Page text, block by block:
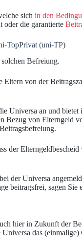
sich in den
oder die garantierte
TopPrivat (uni-TP)
Befreiung.
von der
Universa an und
von Elterngeld
der
der Universa
beitragsfrei, sagen Sie
hier in Zukunft der
das (einmalige)